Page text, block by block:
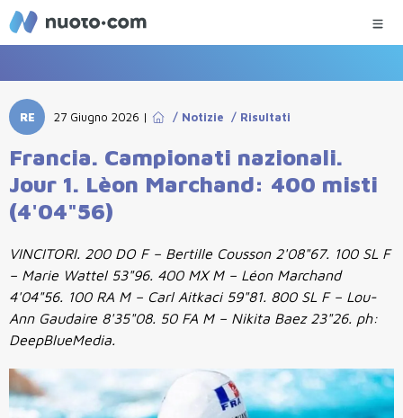
RE 27 Giugno 2026 | / Notizie / Risultati
Francia. Campionati nazionali.
Jour 1. Lèon Marchand: 400 misti
(4'04"56)
VINCITORI. 200 DO F – Bertille Cousson 2'08"67. 100 SL F
– Marie Wattel 53"96. 400 MX M – Léon Marchand
4'04"56. 100 RA M – Carl Aitkaci 59"81. 800 SL F – Lou-
Ann Gaudaire 8'35"08. 50 FA M – Nikita Baez 23"26. ph:
DeepBlueMedia.